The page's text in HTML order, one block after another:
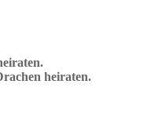
heiraten.